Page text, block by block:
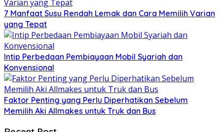
7 Manfaat Susu Rendah Lemak dan Cara Memilih Varian
yang Tepat
Intip Perbedaan Pembiayaan Mobil Syariah dan
Konvensional
Faktor Penting yang Perlu Diperhatikan Sebelum
Memilih Aki Allmakes untuk Truk dan Bus